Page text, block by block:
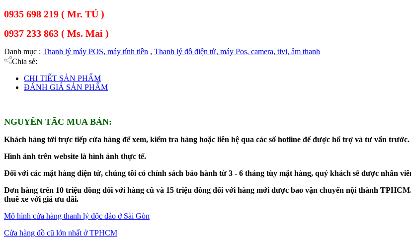
0935 698 219 ( Mr. TÚ )
0937 233 863 ( Ms. Mai )
Danh mục : Thanh lý máy POS, máy tính tiền , Thanh lý đồ điện tử, máy Pos, camera, tivi, âm thanh
Chia sẻ:
CHI TIẾT SẢN PHẨM
ĐÁNH GIÁ SẢN PHẨM
NGUYÊN TẮC MUA BÁN:
Khách hàng tới trực tiếp cửa hàng để xem, kiểm tra hàng hoặc liên hệ qua các số hotline để được hổ trợ và tư vấn trước.
Hình ảnh trên website là hình ảnh thực tế.
Đối với các mặt hàng điện tử, chúng tôi có chính sách bảo hành từ 3 - 6 tháng tùy mặt hàng, quý khách sẽ được nhân
Đơn hàng trên 10 triệu đồng đối với hàng cũ và 15 triệu đồng đối với hàng mới được bao vận chuyển nội thành
thuê xe với giá ưu đãi.
Mô hình cửa hàng thanh lý độc đáo ở Sài Gòn
Cửa hàng đồ cũ lớn nhất ở TPHCM